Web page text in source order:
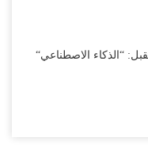
“الذكاء الاصطناعي“